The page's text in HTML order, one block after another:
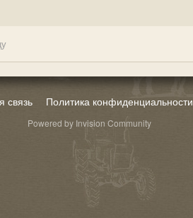
связь Политика конфиденциальности
Powered by Invision Community